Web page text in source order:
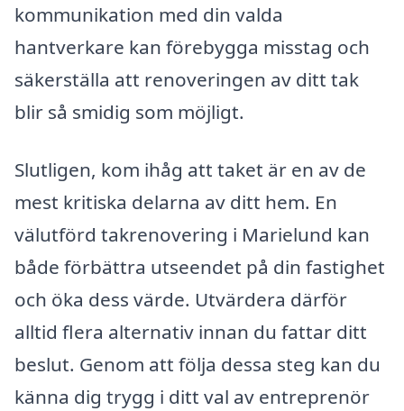
kommunikation med din valda
hantverkare kan förebygga misstag och
säkerställa att renoveringen av ditt tak
blir så smidig som möjligt.
Slutligen, kom ihåg att taket är en av de
mest kritiska delarna av ditt hem. En
välutförd takrenovering i Marielund kan
både förbättra utseendet på din fastighet
och öka dess värde. Utvärdera därför
alltid flera alternativ innan du fattar ditt
beslut. Genom att följa dessa steg kan du
känna dig trygg i ditt val av entreprenör